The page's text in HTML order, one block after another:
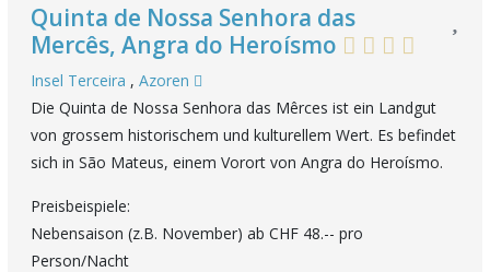
Quinta de Nossa Senhora das
Mercês, Angra do Heroísmo
Insel Terceira , Azoren
Die Quinta de Nossa Senhora das Mêrces ist ein Landgut
von grossem historischem und kulturellem Wert. Es befindet
sich in São Mateus, einem Vorort von Angra do Heroísmo.
Preisbeispiele:
Nebensaison (z.B. November) ab CHF 48.-- pro
Person/Nacht